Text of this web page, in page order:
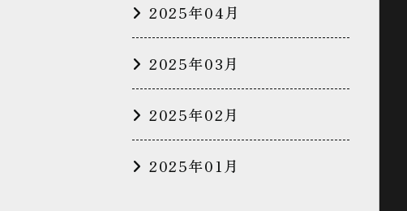
2025年04月
2025年03月
2025年02月
2025年01月